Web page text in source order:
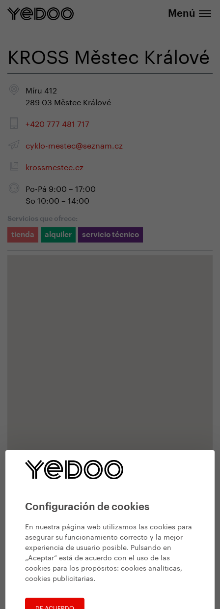
Configuración de cookies
En nuestra página web utilizamos las cookies para
asegurar su funcionamiento correcto y la mejor
experiencia de usuario posible. Pulsando en
„Aceptar“ está de acuerdo con el uso de las
cookies para los propósitos:cookies analíticas,
cookies publicitarias.
Menú
KROSS Městec Králové
Míru 412
289 03 Městec Králové
+420 777 481 717
cyklo-mestec@seznam.cz
krossmestec.cz
Po-Pá 9:00 – 17:00
So 10:00 – 14:00
Servicios que ofrece:
tienda alquiler servicio técnico